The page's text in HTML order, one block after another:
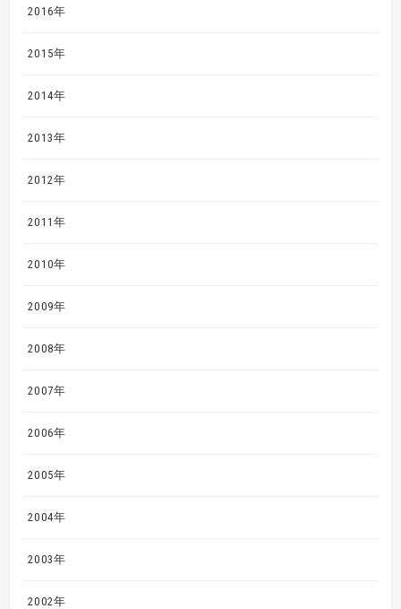
2016年
2015年
2014年
2013年
2012年
2011年
2010年
2009年
2008年
2007年
2006年
2005年
2004年
2003年
2002年